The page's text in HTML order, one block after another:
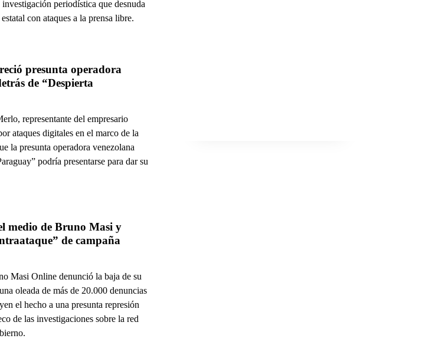
periodística que desnuda
con ataques a la prensa libre.
presunta operadora
de “Despierta
representante del empresario
ataques digitales en el marco de la
la presunta operadora venezolana
podría presentarse para dar su
medio de Bruno Masi y
de campaña
Masi Online denunció la baja de su
oleada de más de 20.000 denuncias
el hecho a una presunta represión
de las investigaciones sobre la red